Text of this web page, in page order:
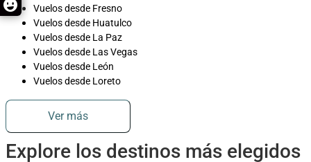
Vuelos desde Fresno
Vuelos desde Huatulco
Vuelos desde La Paz
Vuelos desde Las Vegas
Vuelos desde León
Vuelos desde Loreto
Ver más
Explore los destinos más elegidos